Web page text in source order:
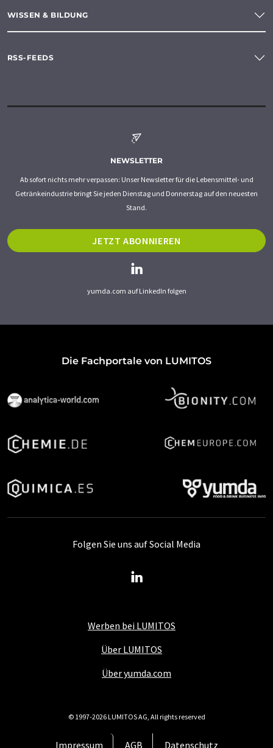
WISSEN & BILDUNG
RSS-FEEDS
NEWSLETTER
Ab sofort nichts mehr verpassen: Unser Newsletter für die Lebensmittel- und
Getränkeindustrie bringt Sie jeden Dienstag und Donnerstag auf den neuesten
Stand.
JETZT ABONNIEREN
yumda.com auf LinkedIn folgen
Die Fachportale von LUMITOS
Werben bei LUMITOS
Über LUMITOS
Über yumda.com
Impressum AGB Datenschutz
Folgen Sie uns auf Social Media
© 1997-2026 LUMITOS AG, All rights reserved